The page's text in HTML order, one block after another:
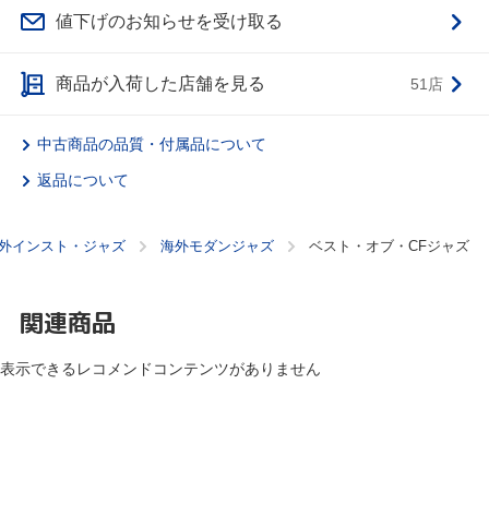
値下げのお知らせを受け取る
商品が入荷した店舗を見る 51店
中古商品の品質・付属品について
返品について
インスト・ジャズ 海外モダンジャズ ベスト・オブ・CFジャズ
関連商品
表示できるレコメンドコンテンツがありません